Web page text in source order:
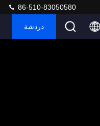
86-510-83050580
دردشة